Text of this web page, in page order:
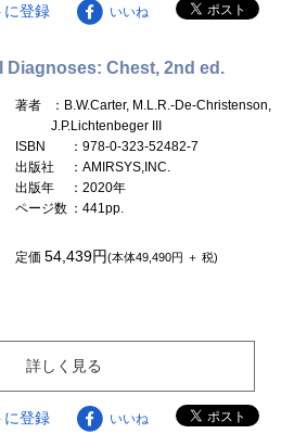
に登録 いいね
Diagnoses: Chest, 2nd ed.
著者
：B.W.Carter, M.L.R.-De-Christenson,
J.P.Lichtenbeger III
ISBN
：978-0-323-52482-7
出版社
：AMIRSYS,INC.
出版年
：2020年
ページ数 ：441pp.
定価54,439円(本体49,490円 ＋ 税)
詳しく見る
に登録 いいね